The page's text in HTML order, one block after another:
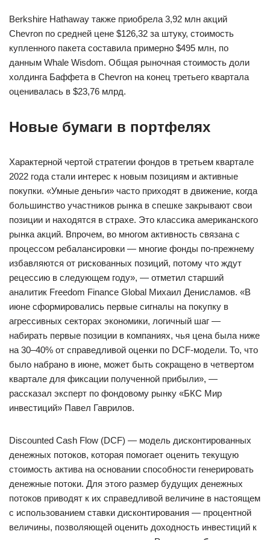
Berkshire Hathaway также приобрела 3,92 млн акций
Chevron по средней цене $126,32 за штуку, стоимость
купленного пакета составила примерно $495 млн, по
данным Whale Wisdom. Общая рыночная стоимость доли
холдинга Баффета в Chevron на конец третьего квартала
оценивалась в $23,76 млрд.
Новые бумаги в портфелях
Характерной чертой стратегии фондов в третьем квартале
2022 года стали интерес к новым позициям и активные
покупки. «Умные деньги» часто приходят в движение, когда
большинство участников рынка в спешке закрывают свои
позиции и находятся в страхе. Это классика американского
рынка акций. Впрочем, во многом активность связана с
процессом ребалансировки — многие фонды по-прежнему
избавляются от рискованных позиций, потому что ждут
рецессию в следующем году», — отметил старший
аналитик Freedom Finance Global Михаил Денисламов. «В
июне сформировались первые сигналы на покупку в
агрессивных секторах экономики, логичный шаг —
набирать первые позиции в компаниях, чья цена была ниже
на 30–40% от справедливой оценки по DCF-модели. То, что
было набрано в июне, может быть сокращено в четвертом
квартале для фиксации полученной прибыли», —
рассказал эксперт по фондовому рынку «БКС Мир
инвестиций» Павел Гаврилов.
Discounted Cash Flow (DCF) — модель дисконтированных
денежных потоков, которая помогает оценить текущую
стоимость актива на основании способности генерировать
денежные потоки. Для этого размер будущих денежных
потоков приводят к их справедливой величине в настоящем
с использованием ставки дисконтирования — процентной
величины, позволяющей оценить доходность инвестиций к